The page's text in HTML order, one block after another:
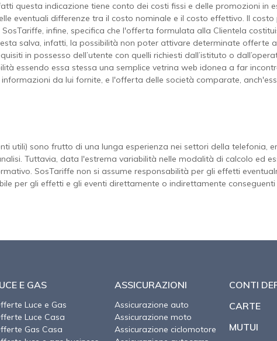
questa indicazione tiene conto dei costi fissi e delle promozioni in
eventuali differenze tra il costo nominale e il costo effettivo. Il
infine, specifica che l'offerta formulata alla Clientela
salva, infatti, la possibilità non poter attivare determinate offerte
in possesso dell’utente con quelli richiesti dall’istituto o
essendo essa stessa una semplice vetrina web idonea a far
da lui fornite, e l'offerta delle società comparate,
utili) sono frutto di una lunga esperienza nei settori della telefonia,
Tuttavia, data l'estrema variabilità nelle modalità di calcolo ed
SosTariffe non si assume responsabilità per gli effetti
per gli effetti e gli eventi direttamente o indirettamente
E GAS
Luce e Gas
Luce Casa
Gas Casa
ASSICURAZIONI
Assicurazione auto
Assicurazione moto
Assicurazione ciclomotore
CONTI
CARTE
MUTUI